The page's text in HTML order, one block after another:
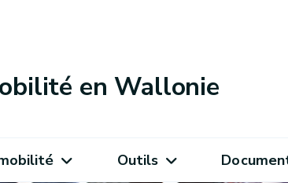
en Wallonie
Outils